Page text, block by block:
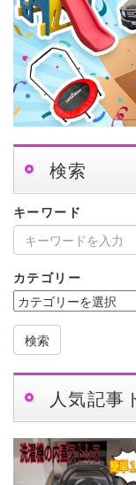
検索
キーワード
カテゴリー
検索
人気記事